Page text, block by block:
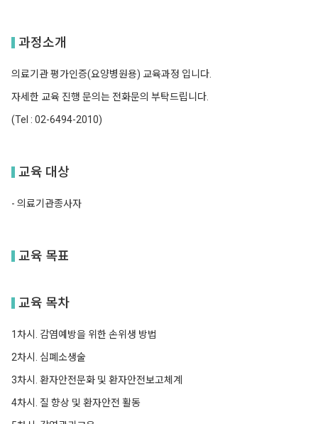
과정소개
의료기관 평가인증(요양병원용) 교육과정 입니다.
자세한 교육 진행 문의는 전화문의 부탁드립니다.
(Tel : 02-6494-2010)
교육 대상
- 의료기관종사자
교육 목표
교육 목차
1차시. 감염예방을 위한 손위생 방법
2차시. 심폐소생술
3차시. 환자안전문화 및 환자안전보고체계
4차시. 질 향상 및 환자안전 활동